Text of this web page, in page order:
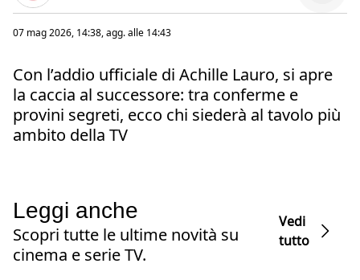
07 mag 2026, 14:38, agg. alle 14:43
Con l’addio ufficiale di Achille Lauro, si apre
la caccia al successore: tra conferme e
provini segreti, ecco chi siederà al tavolo più
ambito della TV
Leggi anche
Scopri tutte le ultime novità su
cinema e serie TV.
Vedi
tutto